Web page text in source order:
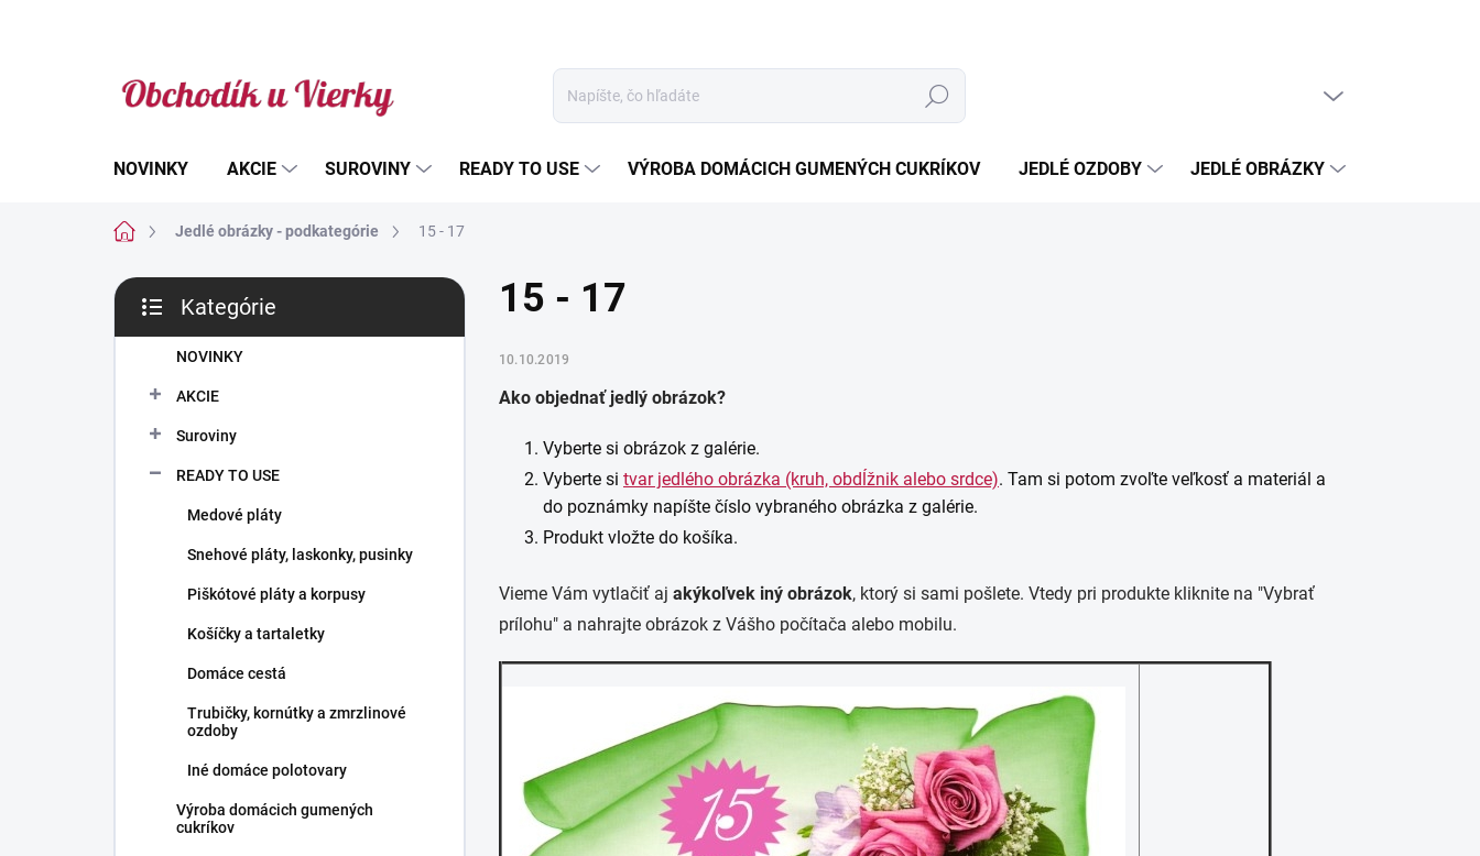
Hľadať
NOVINKY AKCIE SUROVINY READY TO USE VÝROBA DOMÁCICH GUMENÝCH CUKRÍKOV JEDLÉ OZDOBY JEDLÉ OBRÁZKY
DomovJedlé obrázky - podkategórie 15 - 17
B
č
kategórie
Kategórie
NOVINKY
AKCIE
Suroviny
READY TO USE
Medové pláty
Snehové pláty, laskonky, pusinky
Piškótové pláty a korpusy
Košíčky a tartaletky
Domáce cestá
Trubičky, kornútky a zmrzlinové
ozdoby
Iné domáce polotovary
Výroba domácich gumených
cukríkov
15 - 17
10.10.2019
Ako objednať jedlý obrázok?
Vyberte si obrázok z galérie.
Vyberte si tvar jedlého obrázka (kruh, obdĺžnik alebo srdce). Tam si potom zvoľte veľkosť a materiál a
do poznámky napíšte číslo vybraného obrázka z galérie.
Produkt vložte do košíka.
Vieme Vám vytlačiť aj akýkoľvek iný obrázok, ktorý si sami pošlete. Vtedy pri produkte kliknite na "Vybrať
prílohu" a nahrajte obrázok z Vášho počítača alebo mobilu.